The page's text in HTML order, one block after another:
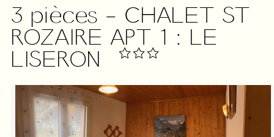
3 pièces - CHALET ST
ROZAIRE APT 1 : LE
LISERON